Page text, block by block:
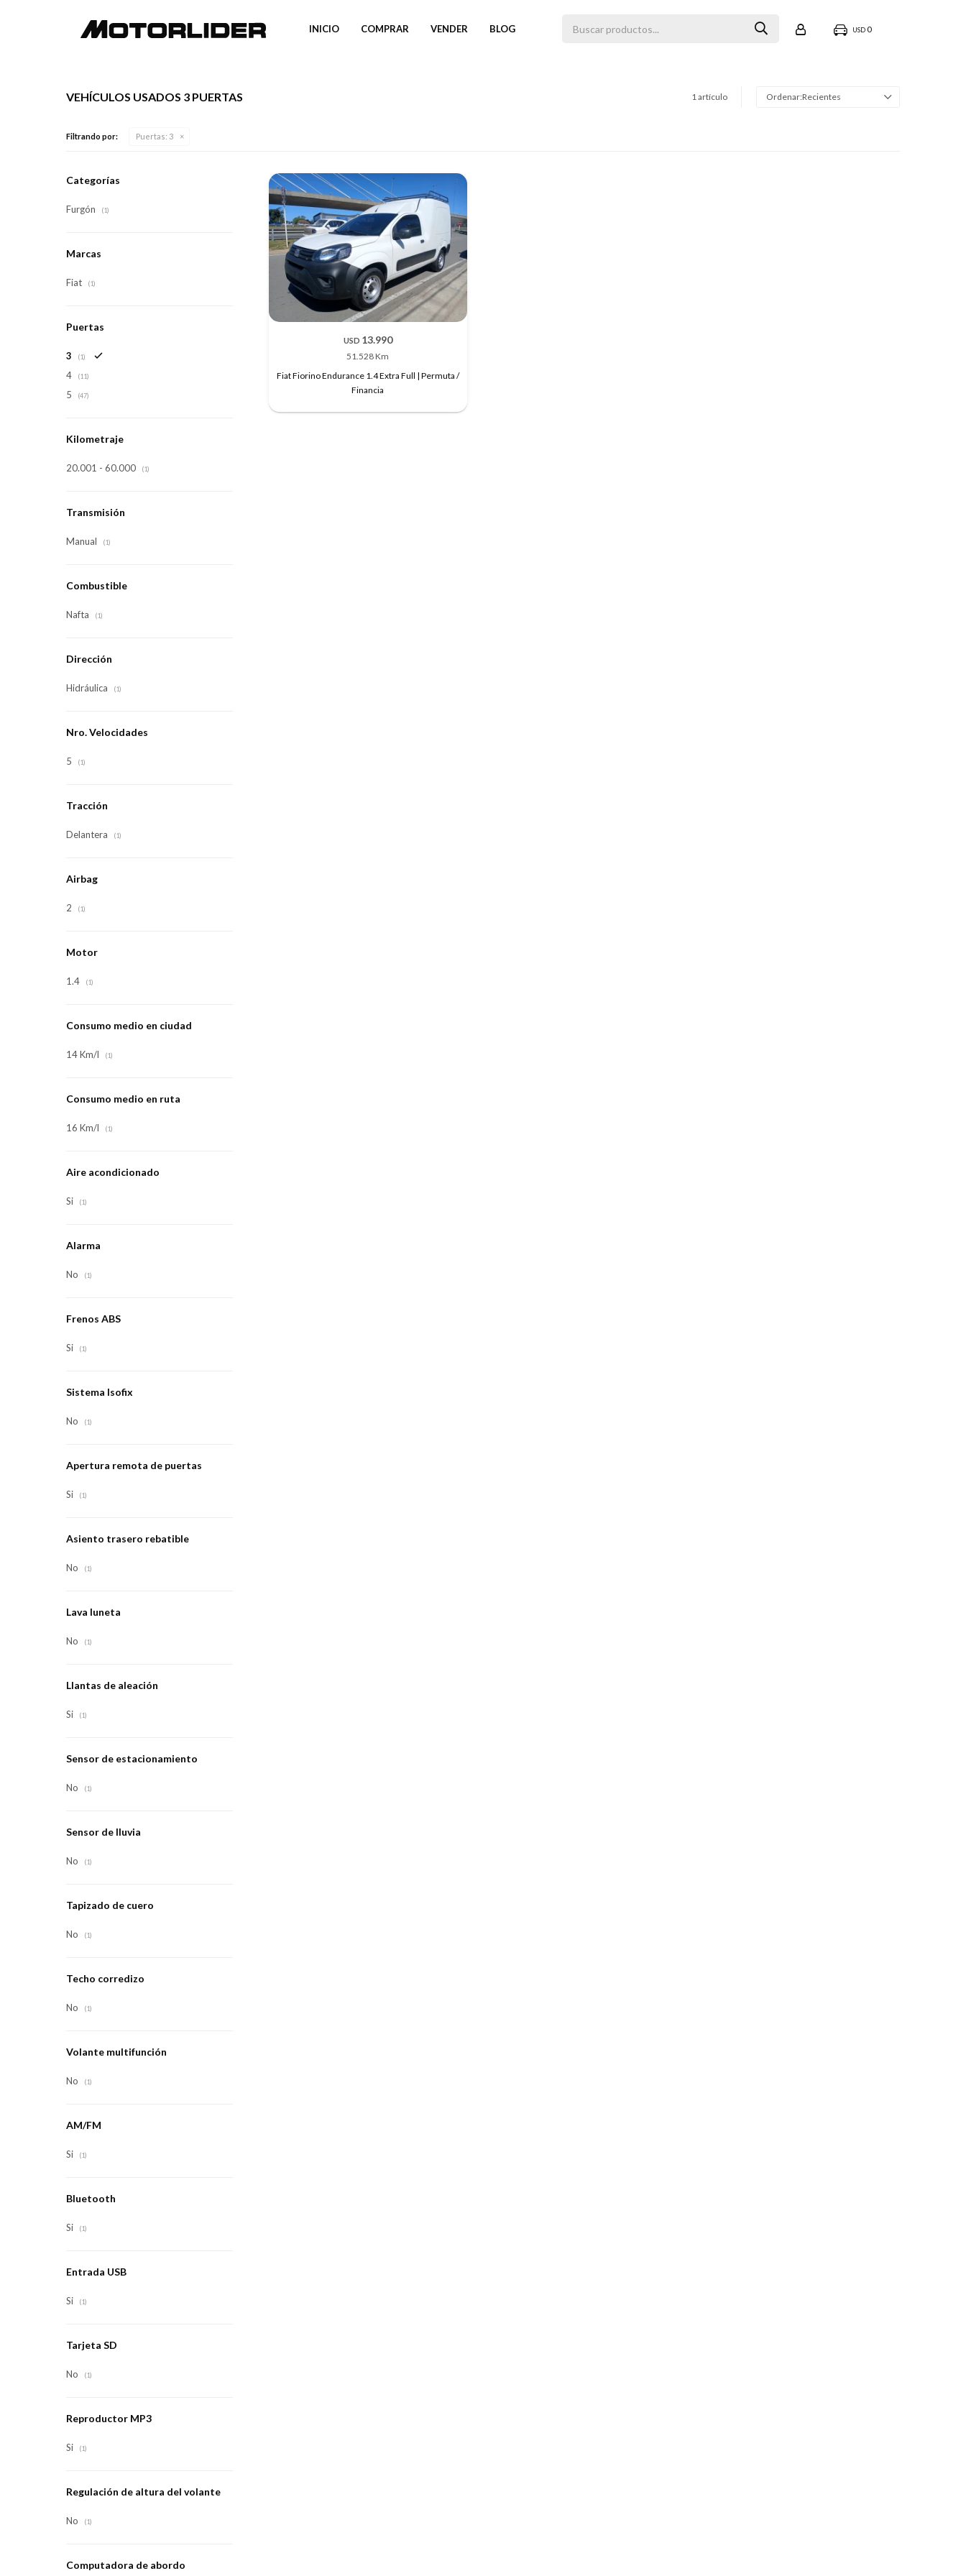
INICIO COMPRAR VENDER BLOG USD 0
VEHÍCULOS USADOS 3 PUERTAS 1 artículo Recientes
Filtrando por: Puertas: 3
USD 13.990
51.528 Km
Fiat Fiorino Endurance 1.4 Extra Full | Permuta /
Financia
Categorías
Furgón (1)
Marcas
Fiat (1)
Puertas
3 (1)
4 (11)
5 (47)
Kilometraje
20.001 - 60.000 (1)
Transmisión
Manual (1)
Combustible
Nafta (1)
Dirección
Hidráulica (1)
Nro. Velocidades
5 (1)
Tracción
Delantera (1)
Airbag
2 (1)
Motor
1.4 (1)
Consumo medio en ciudad
14 Km/l (1)
Consumo medio en ruta
16 Km/l (1)
Aire acondicionado
Si (1)
Alarma
No (1)
Frenos ABS
Si (1)
Sistema Isofix
No (1)
Apertura remota de puertas
Si (1)
Asiento trasero rebatible
No (1)
Lava luneta
No (1)
Llantas de aleación
Si (1)
Sensor de estacionamiento
No (1)
Sensor de lluvia
No (1)
Tapizado de cuero
No (1)
Techo corredizo
No (1)
Volante multifunción
No (1)
AM/FM
Si (1)
Bluetooth
Si (1)
Entrada USB
Si (1)
Tarjeta SD
No (1)
Reproductor MP3
Si (1)
Regulación de altura del volante
No (1)
Computadora de abordo